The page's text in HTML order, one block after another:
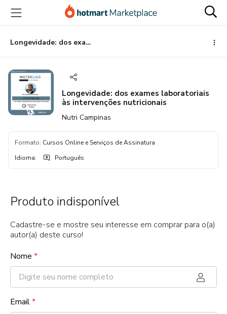
para
conteúdo
principal
para
pagamento
para
rodapé
Longevidade: dos exames laboratoriais às intervenções nutricionais
Longevidade: dos exames laboratoriais
às intervenções nutricionais
Nutri Campinas
Formato: Cursos Online e Serviços de Assinatura
Idioma: Português
Produto indisponível
Cadastre-se e mostre seu interesse em comprar para o(a)
autor(a) deste curso!
Nome *
Email*